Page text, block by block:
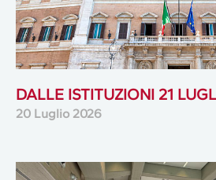
DALLE ISTITUZIONI 21
20 Luglio 2026